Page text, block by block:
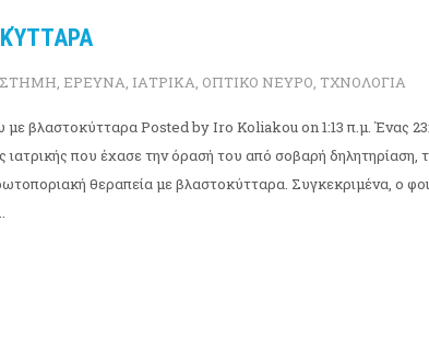
, ΕΡΕΥΝΑ, ΙΑΤΡΙΚΑ, ΟΠΤΙΚΟ ΝΕΥΡΟ, ΤΧΝΟΛΟΓΙΑ
με βλαστοκύτταρα Posted by Iro Koliakou on 1:13 π.μ. Ένας
ιατρικής που έχασε την όρασή του από σοβαρή δηλητηρίαση,
θεραπεία με βλαστοκύτταρα. Συγκεκριμένα, ο